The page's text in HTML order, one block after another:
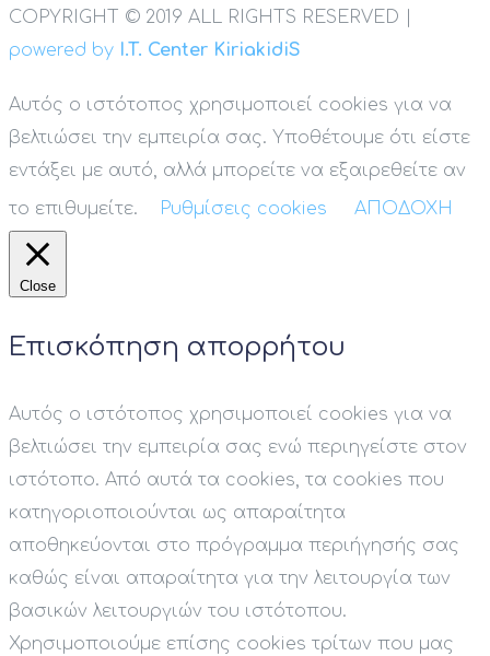
COPYRIGHT © 2019 ALL RIGHTS RESERVED |
powered by I.T. Center KiriakidiS
Αυτός ο ιστότοπος χρησιμοποιεί cookies για να
βελτιώσει την εμπειρία σας. Υποθέτουμε ότι είστε
εντάξει με αυτό, αλλά μπορείτε να εξαιρεθείτε αν
το επιθυμείτε.
Ρυθμίσεις cookies ΑΠΟΔΟΧΗ
Close
Επισκόπηση απορρήτου
Αυτός ο ιστότοπος χρησιμοποιεί cookies για να
βελτιώσει την εμπειρία σας ενώ περιηγείστε στον
ιστότοπο. Από αυτά τα cookies, τα cookies που
κατηγοριοποιούνται ως απαραίτητα
αποθηκεύονται στο πρόγραμμα περιήγησής σας
καθώς είναι απαραίτητα για την λειτουργία των
βασικών λειτουργιών του ιστότοπου.
Χρησιμοποιούμε επίσης cookies τρίτων που μας